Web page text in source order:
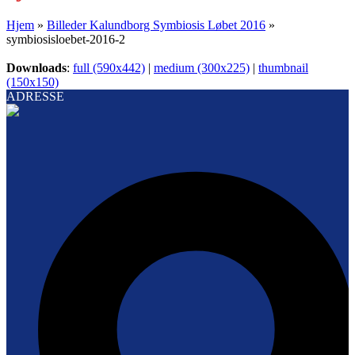
Hjem » Billeder Kalundborg Symbiosis Løbet 2016 »
symbiosisloebet-2016-2
Downloads: full (590x442) | medium (300x225) | thumbnail
(150x150)
ADRESSE